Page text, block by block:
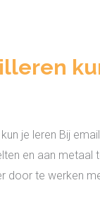
je leren Bij
en aan metaal
door te werken